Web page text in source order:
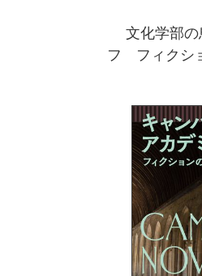
文化学部の
フ フィクシ